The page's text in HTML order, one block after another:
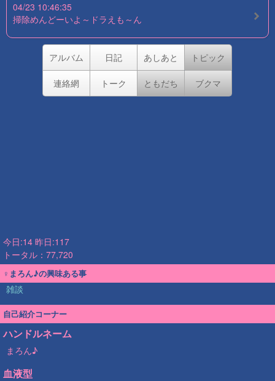
04/23 10:46:35
掃除めんどーいよ～ドラえも～ん
アルバム 日記 あしあと トピック
連絡網 トーク ともだち ブクマ
今日:14 昨日:117
トータル：77,720
♀まろん♪の興味ある事
雑談
自己紹介コーナー
ハンドルネーム
まろん♪
血液型